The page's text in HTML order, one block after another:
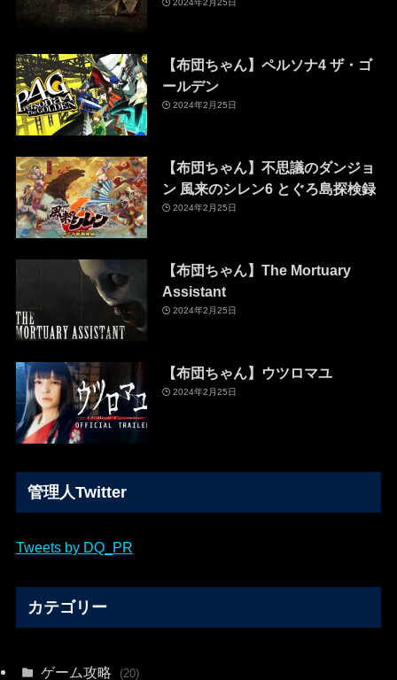
2024年2月25日
【布団ちゃん】ペルソナ4 ザ・ゴ
ールデン
2024年2月25日
【布団ちゃん】不思議のダンジョ
ン 風来のシレン6 とぐろ島探検録
2024年2月25日
【布団ちゃん】The Mortuary
Assistant
2024年2月25日
【布団ちゃん】ウツロマユ
2024年2月25日
管理人Twitter
Tweets by DQ_PR
カテゴリー
ゲーム攻略 (20)